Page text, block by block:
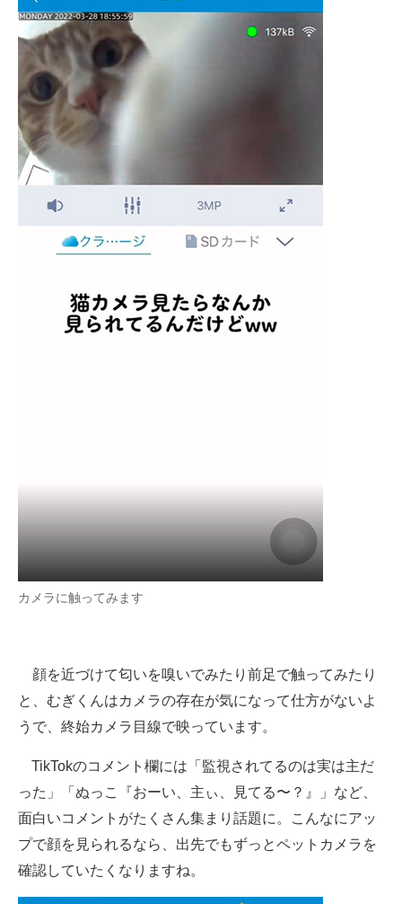
カメラに触ってみます
顔を近づけて匂いを嗅いでみたり前足で触ってみたり
と、むぎくんはカメラの存在が気になって仕方がないよ
うで、終始カメラ目線で映っています。
TikTokのコメント欄には「監視されてるのは実は主だ
った」「ぬっこ『おーい、主ぃ、見てる〜？』」など、
面白いコメントがたくさん集まり話題に。こんなにアッ
プで顔を見られるなら、出先でもずっとペットカメラを
確認していたくなりますね。